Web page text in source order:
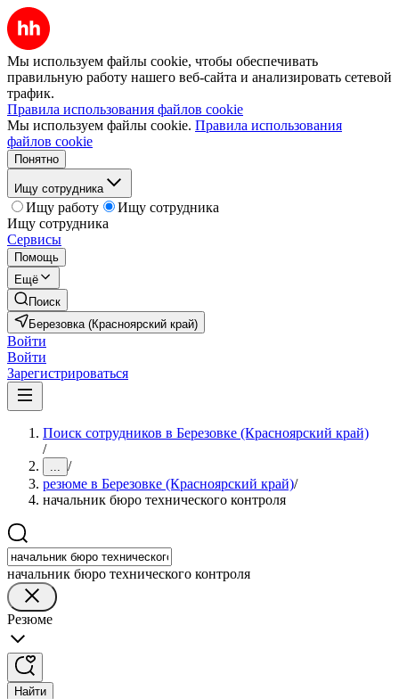
Мы используем файлы cookie, чтобы обеспечивать
правильную работу нашего веб-сайта и анализировать сетевой
трафик.
Правила использования файлов cookie
Мы используем файлы cookie. Правила использования
файлов cookie
Понятно
Ищу сотрудника
Ищу работу
Ищу сотрудника
Ищу сотрудника
Сервисы
Помощь
Ещё
Поиск
Березовка (Красноярский край)
Войти
Войти
Зарегистрироваться
Поиск сотрудников в Березовке (Красноярский край)
/
... /
резюме в Березовке (Красноярский край)/
начальник бюро технического контроля
начальник бюро технического контроля
Резюме
Найти